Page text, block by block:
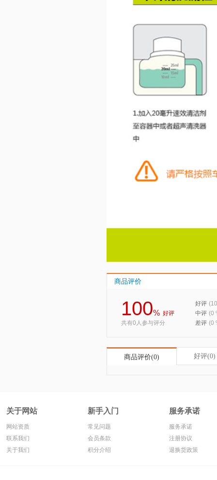
商品评价
100% 好评
共有0人参与评分
好评
中评 (0
差评 (0
商品评价(0) 好评(0)
关于网站
网站资质
联系我们
关于我们
新手入门
常见问题
会员条款
积分介绍
服务承诺
服务承诺
注册协议
退换货政策